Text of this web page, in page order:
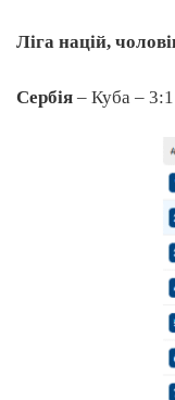
Ліга націй,
Сербія – Куба –